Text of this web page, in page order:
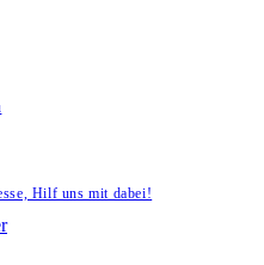
Hilf uns mit dabei!